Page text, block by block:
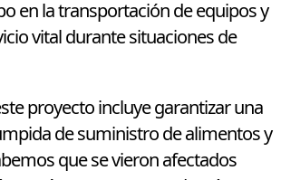
en la transportación de equipos y
vital durante situaciones de
proyecto incluye garantizar una
de suministro de alimentos y
que se vieron afectados